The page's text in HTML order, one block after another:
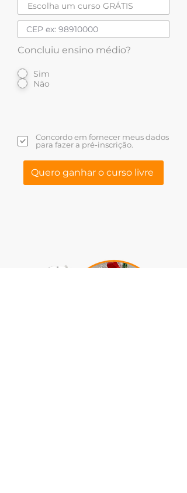
Concluiu ensino médio?
Sim
Não
Concordo em fornecer meus dados
para fazer a pré-inscrição.
Quero ganhar o curso livre